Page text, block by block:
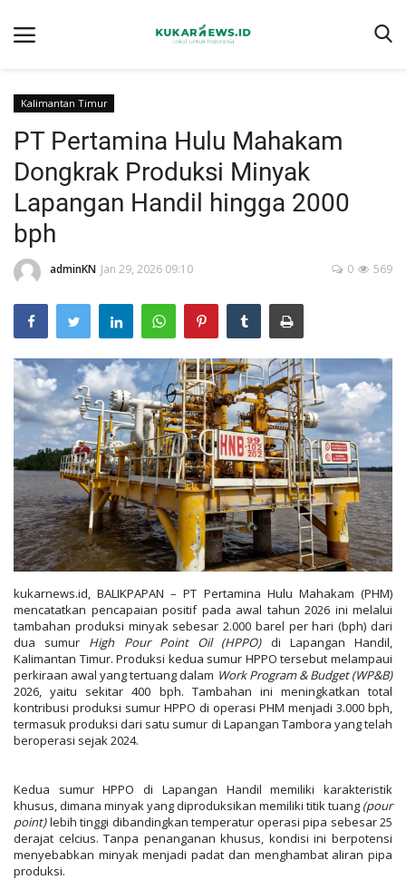
Home
Berita
Tentang kukarnews.id
Pedoman Pemberitaan Ramah Anak
Pemberitaan Media Siber
Susunan Redaksi
Advertorial
Gallery
Kalimantan Timur
PT Pertamina Hulu Mahakam
Dongkrak Produksi Minyak
Lapangan Handil hingga 2000
bph
adminKN Jan 29, 2026 09:10 569
0
kukarnews.id, BALIKPAPAN – PT Pertamina Hulu Mahakam (PHM)
mencatatkan pencapaian positif pada awal tahun 2026 ini melalui
tambahan produksi minyak sebesar 2.000 barel per hari (bph) dari
dua sumur High Pour Point Oil (HPPO)di Lapangan Handil,
Kalimantan Timur. Produksi kedua sumur HPPO tersebut melampaui
perkiraan awal yang tertuang dalam Work Program & Budget (WP&B)
2026, yaitu sekitar 400 bph. Tambahan ini meningkatkan total
kontribusi produksi sumur HPPO di operasi PHM menjadi 3.000 bph,
termasuk produksi dari satu sumur di Lapangan Tambora yang telah
beroperasi sejak 2024.
Kedua sumur HPPO di Lapangan Handil memiliki karakteristik
khusus, dimana minyak yang diproduksikan memiliki titik tuang (pour
point)lebih tinggi dibandingkan temperatur operasi pipa sebesar 25
derajat celcius. Tanpa penanganan khusus, kondisi ini berpotensi
menyebabkan minyak menjadi padat dan menghambat aliran pipa
produksi.